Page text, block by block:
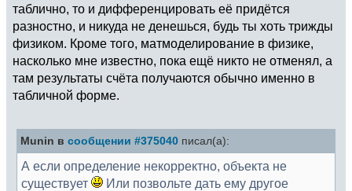
таблично, то и дифференцировать её придётся
разностно, и никуда не денешься, будь ты хоть трижды
физиком. Кроме того, матмоделирование в физике,
насколько мне известно, пока ещё никто не отменял, а
там результаты счёта получаются обычно именно в
табличной форме.
Munin в сообщении #375040 писал(а):
А если определение некорректно, объекта не
существует
Или позвольте дать ему другое